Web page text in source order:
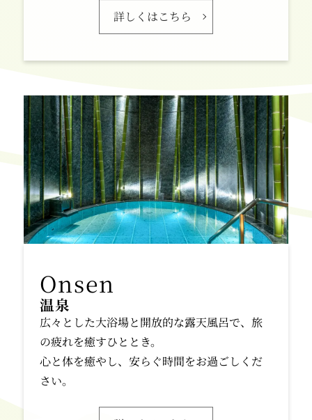
詳しくはこちら
温泉
広々とした大浴場と開放的な露天風呂で、旅
の疲れを癒すひととき。
心と体を癒やし、安らぐ時間をお過ごしくだ
さい。